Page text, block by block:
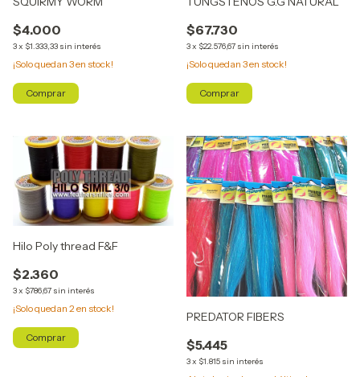
$4.000
3x $1.333,33 sin interés
¡Solo quedan 3en stock!
Comprar
$67.730
3x $22.576,67 sin interés
¡Solo quedan 3en stock!
Comprar
Hilo Poly thread F&F
$2.360
3x $786,67 sin interés
¡Solo quedan 2en stock!
Comprar
PREDATOR FIBERS
$5.445
3x $1.815 sin interés